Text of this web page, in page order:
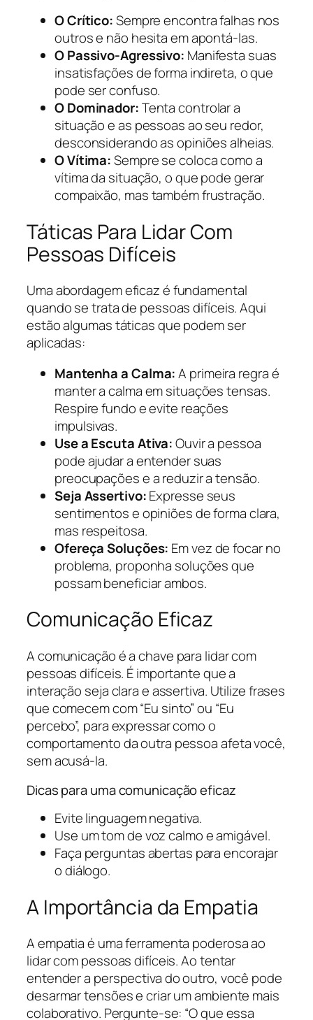
O Crítico:Sempre encontra falhas nos
outros e não hesita em apontá-las.
O Passivo-Agressivo: Manifesta suas
insatisfações de forma indireta, o que
pode ser confuso.
O Dominador:Tenta controlar a
situação e as pessoas ao seu redor,
desconsiderando as opiniões alheias.
O Vítima:Sempre se coloca como a
vítima da situação, o que pode gerar
compaixão, mas também frustração.
Táticas Para Lidar Com
Pessoas Difíceis
Uma abordagem eficaz é fundamental
quando se trata de pessoas difíceis. Aqui
estão algumas táticas que podem ser
aplicadas:
Mantenha a Calma:A primeira regra é
manter a calma em situações tensas.
Respire fundo e evite reações
impulsivas.
Use a Escuta Ativa:Ouvir a pessoa
pode ajudar a entender suas
preocupações e a reduzir a tensão.
Seja Assertivo:Expresse seus
sentimentos e opiniões de forma clara,
mas respeitosa.
Ofereça Soluções: Em vez de focar no
problema, proponha soluções que
possam beneficiar ambos.
Comunicação Eficaz
A comunicação é a chave para lidar com
pessoas difíceis. É importante que a
interação seja clara e assertiva. Utilize frases
que comecem com “Eu sinto” ou “Eu
percebo”, para expressar como o
comportamento da outra pessoa afeta você,
sem acusá-la.
Dicas para uma comunicação eficaz
Evite linguagem negativa.
Use um tom de voz calmo e amigável.
Faça perguntas abertas para encorajar
o diálogo.
A Importância da Empatia
A empatia é uma ferramenta poderosa ao
lidar com pessoas difíceis. Ao tentar
entender a perspectiva do outro, você pode
desarmar tensões e criar um ambiente mais
colaborativo. Pergunte-se: “O que essa